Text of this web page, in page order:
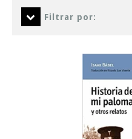
Filtrar por: